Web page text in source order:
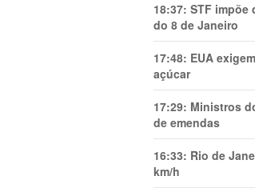
18:37: STF impõe
do 8 de Janeiro
17:48: EUA
açúcar
17:29: Ministros
de emendas
16:33: Rio de
km/h